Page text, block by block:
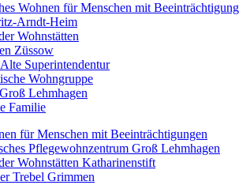
Wohnen für Menschen mit
Arndt-Heim
Wohnstätten
Züssow
Superintendentur
Wohngruppe
Lehmhagen
Familie
für Menschen mit Beeinträchtigungen
Pflegewohnzentrum Groß Lehmhagen
Wohnstätten Katharinenstift
Trebel Grimmen